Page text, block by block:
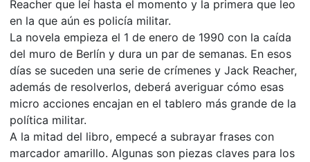
Reacher que leí hasta el momento y la primera que leo
en la que aún es policía militar.
La novela empieza el 1 de enero de 1990 con la caída
del muro de Berlín y dura un par de semanas. En esos
días se suceden una serie de crímenes y Jack Reacher,
además de resolverlos, deberá averiguar cómo esas
micro acciones encajan en el tablero más grande de la
política militar.
A la mitad del libro, empecé a subrayar frases con
marcador amarillo. Algunas son piezas claves para los